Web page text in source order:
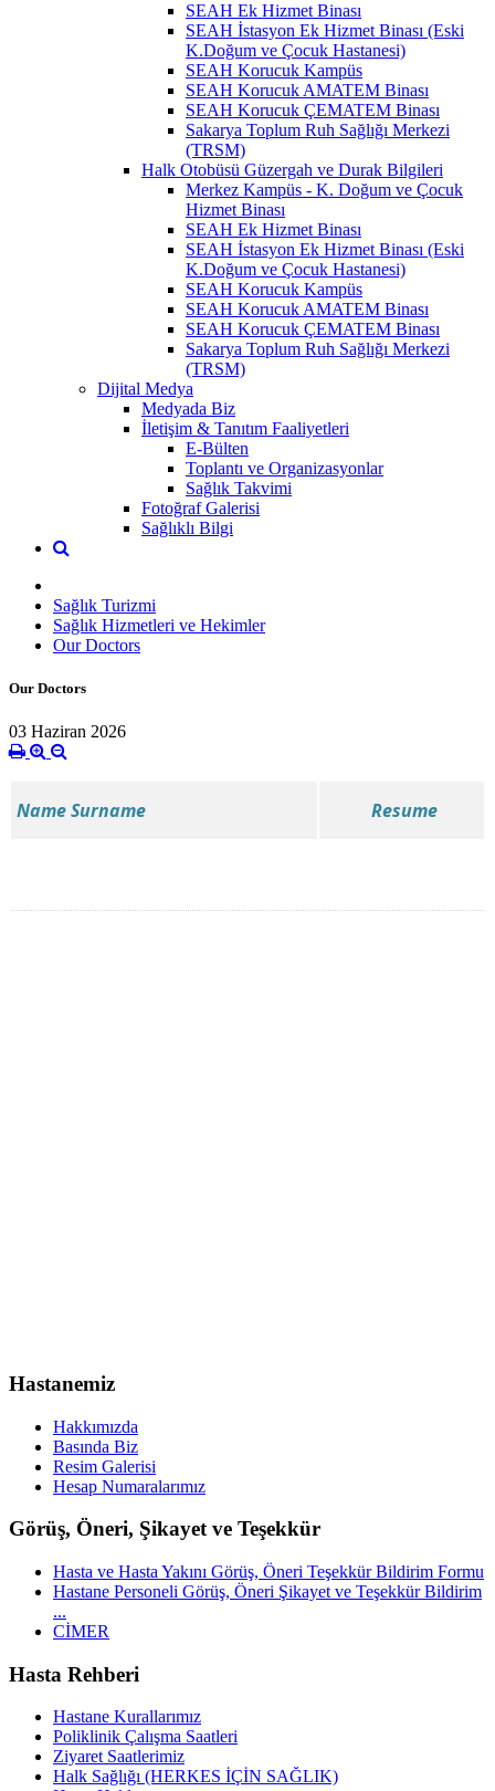
SEAH Ek Hizmet Binası
SEAH İstasyon Ek Hizmet Binası (Eski
K.Doğum ve Çocuk Hastanesi)
SEAH Korucuk Kampüs
SEAH Korucuk AMATEM Binası
SEAH Korucuk ÇEMATEM Binası
Sakarya Toplum Ruh Sağlığı Merkezi
(TRSM)
Halk Otobüsü Güzergah ve Durak Bilgileri
Merkez Kampüs - K. Doğum ve Çocuk
Hizmet Binası
SEAH Ek Hizmet Binası
SEAH İstasyon Ek Hizmet Binası (Eski
K.Doğum ve Çocuk Hastanesi)
SEAH Korucuk Kampüs
SEAH Korucuk AMATEM Binası
SEAH Korucuk ÇEMATEM Binası
Sakarya Toplum Ruh Sağlığı Merkezi
(TRSM)
Dijital Medya
Medyada Biz
İletişim & Tanıtım Faaliyetleri
E-Bülten
Toplantı ve Organizasyonlar
Sağlık Takvimi
Fotoğraf Galerisi
Sağlıklı Bilgi
Sağlık Turizmi
Sağlık Hizmetleri ve Hekimler
Our Doctors
Our Doctors
03 Haziran 2026
Name Surname Resume
Hastanemiz
Hakkımızda
Basında Biz
Resim Galerisi
Hesap Numaralarımız
Görüş, Öneri, Şikayet ve Teşekkür
Hasta ve Hasta Yakını Görüş, Öneri Teşekkür Bildirim Formu
Hastane Personeli Görüş, Öneri Şikayet ve Teşekkür Bildirim
...
CİMER
Hasta Rehberi
Hastane Kurallarımız
Poliklinik Çalışma Saatleri
Ziyaret Saatlerimiz
Halk Sağlığı (HERKES İÇİN SAĞLIK)